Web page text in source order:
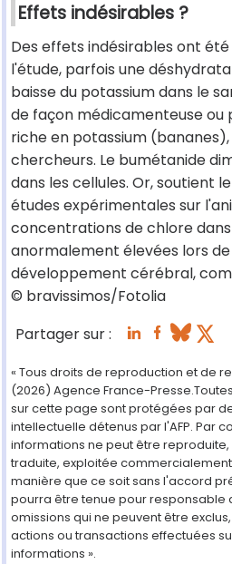
Effets indésirables ?
Des effets indésirables ont
l'étude, parfois une
baisse du potassium dans le
de façon médicamenteuse ou
riche en potassium
chercheurs. Le bumétanide
dans les cellules. Or, soutient
études expérimentales sur
concentrations de chlore
anormalement élevées lors
développement cérébral,
© bravissimos/Fotolia
Partager sur :
« Tous droits de reproduction et de
(2026) Agence France-
sur cette page sont protégées par
intellectuelle détenus par l'AFP. Par
informations ne peut être
traduite, exploitée
manière que ce soit sans l'accord
pourra être tenue pour responsable
omissions qui ne peuvent être
actions ou transactions effectuées
informations ».